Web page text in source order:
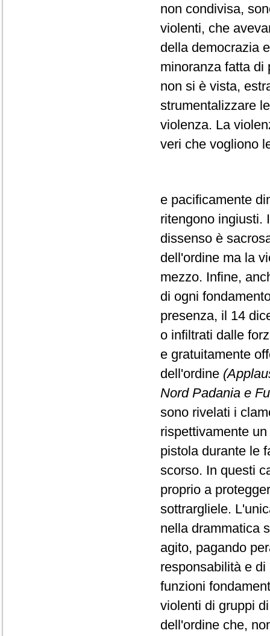
non condivisa,
violenti, che
della democrazia
minoranza fatta di
non si è vista,
strumentalizzare
violenza. La
veri che vogliono
e pacificamente
ritengono ingiusti.
dissenso è
dell'ordine ma la
mezzo. Infine,
di ogni
presenza, il 14
o infiltrati dalle
e gratuitamente
dell'ordine
Nord Padania e
sono rivelati i
rispettivamente
pistola durante le
scorso. In questi
proprio a
sottrargliele.
nella drammatica
agito, pagando
responsabilità e
funzioni
violenti di gruppi
dell'ordine che,